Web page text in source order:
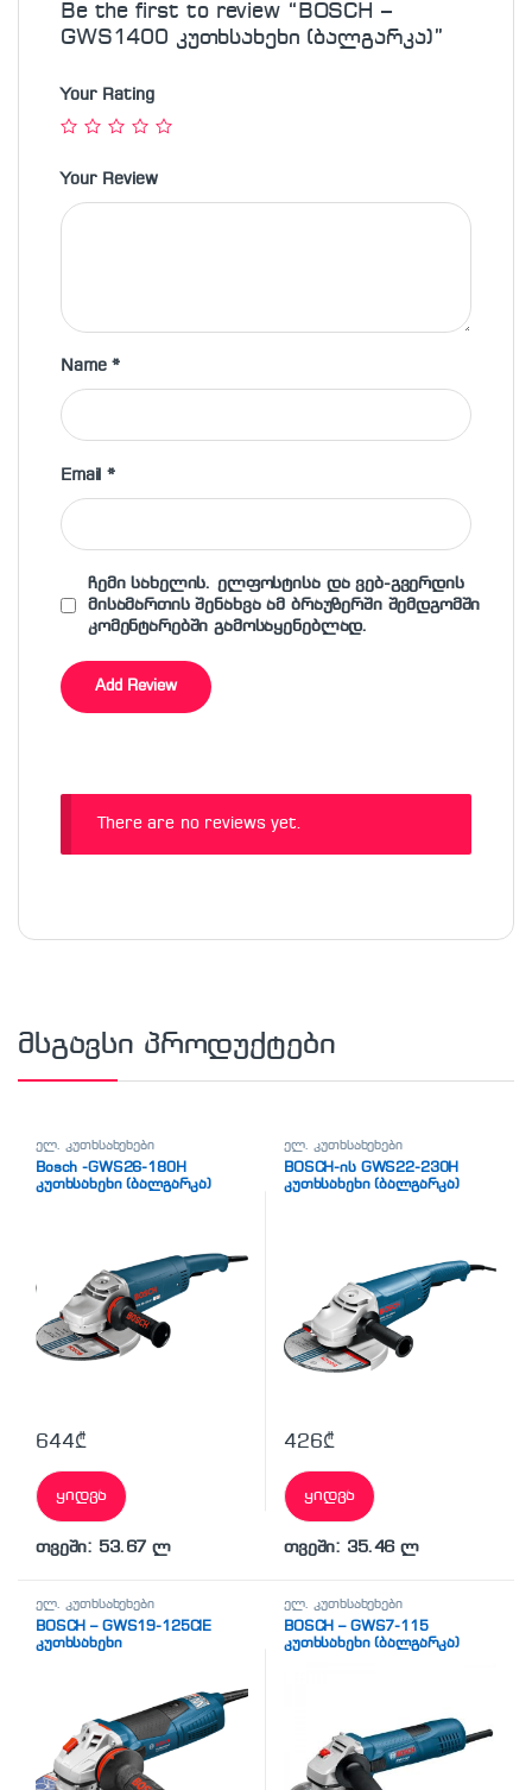
Be the first to review “BOSCH –
GWS1400 კუთხსახეხი (ბალგარკა)”
Your Rating
Your Review
Name*
Email*
ჩემი სახელის. ელფოსტისა და ვებ-გვერდის
მისამართის შენახვა ამ ბრაუზერში შემდგომში
კომენტარებში გამოსაყენებლად.
There are no reviews yet.
მსგავსი პროდუქტები
ელ. კუთხსახეხები
Bosch -GWS26-180H
კუთხსახეხი (ბალგარკა)
644₾
ყიდვა
თვეში: 53.67 ლ
ელ. კუთხსახეხები
BOSCH-ის GWS22-230H
კუთხსახეხი (ბალგარკა)
426₾
ყიდვა
თვეში: 35.46 ლ
ელ. კუთხსახეხები
BOSCH – GWS19-125CIE
კუთხსახეხი
ელ. კუთხსახეხები
BOSCH – GWS7-115
კუთხსახეხი (ბალგარკა)